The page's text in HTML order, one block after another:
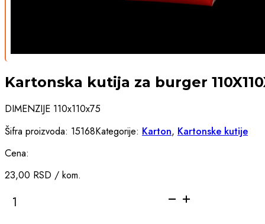
Kartonska kutija za burger
DIMENZIJE 110x110x75
Šifra proizvoda: 15168Kategorije: Karton, Kartonske kutije
Cena:
23,00 RSD / kom.
Kartonska
kutija